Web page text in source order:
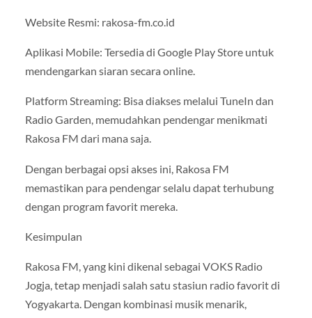
Website Resmi: rakosa-fm.co.id
Aplikasi Mobile: Tersedia di Google Play Store untuk
mendengarkan siaran secara online.
Platform Streaming: Bisa diakses melalui TuneIn dan
Radio Garden, memudahkan pendengar menikmati
Rakosa FM dari mana saja.
Dengan berbagai opsi akses ini, Rakosa FM
memastikan para pendengar selalu dapat terhubung
dengan program favorit mereka.
Kesimpulan
Rakosa FM, yang kini dikenal sebagai VOKS Radio
Jogja, tetap menjadi salah satu stasiun radio favorit di
Yogyakarta. Dengan kombinasi musik menarik,